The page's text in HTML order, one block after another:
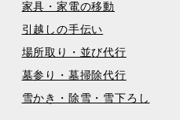
家具・家電の移動
引越しの手伝い
場所取り・並び代行
墓参り・墓掃除代行
雪かき・除雪・雪下ろし